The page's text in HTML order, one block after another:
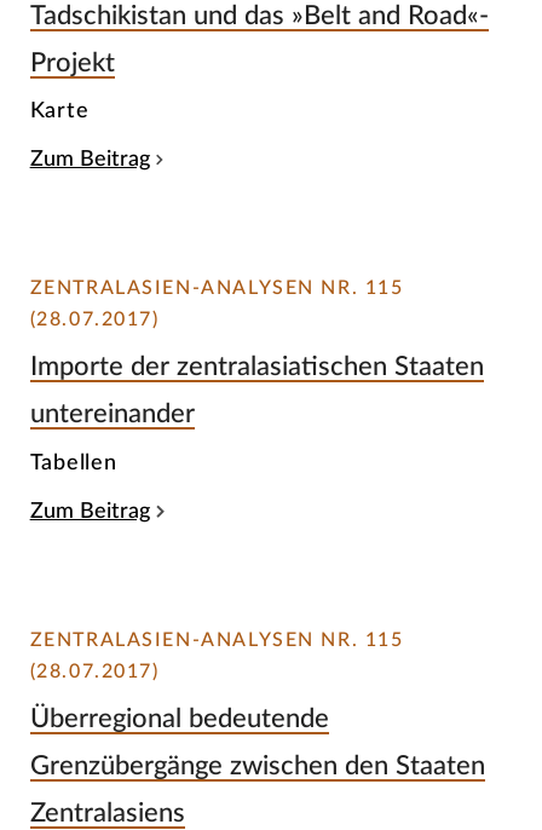
Tadschikistan und das »Belt and Road«-
Projekt
Karte
Zum Beitrag
ZENTRALASIEN-ANALYSEN NR. 115
(28.07.2017)
Importe der zentralasiatischen Staaten
untereinander
Tabellen
Zum Beitrag
ZENTRALASIEN-ANALYSEN NR. 115
(28.07.2017)
Überregional bedeutende
Grenzübergänge zwischen den Staaten
Zentralasiens